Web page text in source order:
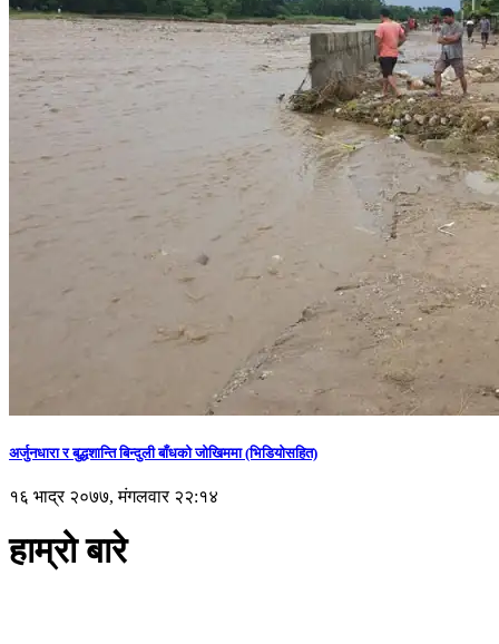
अर्जुनधारा र बुद्धशान्ति बिन्दुली बाँधको जोखिममा (भिडियाेसहित)
१६ भाद्र २०७७, मंगलवार २२:१४
हाम्रो बारे